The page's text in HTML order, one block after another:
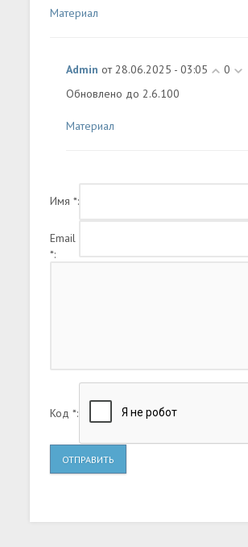
Материал
0
Admin от 28.06.2025 - 03:05
Обновлено до 2.6.100
Материал
Имя *:
Email
*:
Код *:
ОТПРАВИТЬ